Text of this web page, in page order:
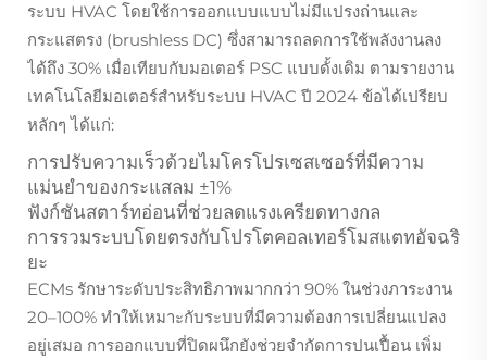
ระบบ HVAC โดยใช้การออกแบบแบบไม่มีแปรงถ่านและ
กระแสตรง (brushless DC) ซึ่งสามารถลดการใช้พลังงานลง
ได้ถึง 30% เมื่อเทียบกับมอเตอร์ PSC แบบดั้งเดิม ตามรายงาน
เทคโนโลยีมอเตอร์สำหรับระบบ HVAC ปี 2024 ข้อได้เปรียบ
หลักๆ ได้แก่:
การปรับความเร็วด้วยไมโครโปรเซสเซอร์ที่มีความ
แม่นยำของกระแสลม ±1%
ฟังก์ชันสตาร์ทอ่อนที่ช่วยลดแรงเครียดทางกล
การรวมระบบโดยตรงกับโปรโตคอลเทอร์โมสแตทอัจฉริ
ยะ
ECMs รักษาระดับประสิทธิภาพมากกว่า 90% ในช่วงภาระงาน
20–100% ทำให้เหมาะกับระบบที่มีความต้องการเปลี่ยนแปลง
อยู่เสมอ การออกแบบที่ปิดผนึกยังช่วยจำกัดการปนเปื้อน เพิ่ม